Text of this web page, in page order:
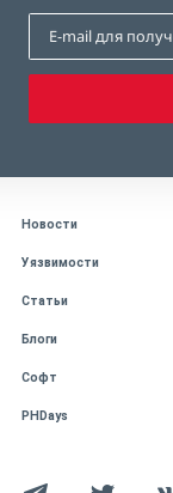
Новости
Уязвимости
Статьи
Блоги
Софт
PHDays